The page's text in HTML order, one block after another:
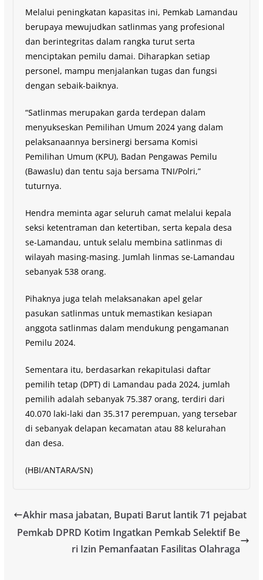
Melalui peningkatan kapasitas ini, Pemkab Lamandau
berupaya mewujudkan satlinmas yang profesional
dan berintegritas dalam rangka turut serta
menciptakan pemilu damai. Diharapkan setiap
personel, mampu menjalankan tugas dan fungsi
dengan sebaik-baiknya.
“Satlinmas merupakan garda terdepan dalam
menyukseskan Pemilihan Umum 2024 yang dalam
pelaksanaannya bersinergi bersama Komisi
Pemilihan Umum (KPU), Badan Pengawas Pemilu
(Bawaslu) dan tentu saja bersama TNI/Polri,”
tuturnya.
Hendra meminta agar seluruh camat melalui kepala
seksi ketentraman dan ketertiban, serta kepala desa
se-Lamandau, untuk selalu membina satlinmas di
wilayah masing-masing. Jumlah linmas se-Lamandau
sebanyak 538 orang.
Pihaknya juga telah melaksanakan apel gelar
pasukan satlinmas untuk memastikan kesiapan
anggota satlinmas dalam mendukung pengamanan
Pemilu 2024.
Sementara itu, berdasarkan rekapitulasi daftar
pemilih tetap (DPT) di Lamandau pada 2024, jumlah
pemilih adalah sebanyak 75.387 orang, terdiri dari
40.070 laki-laki dan 35.317 perempuan, yang tersebar
di sebanyak delapan kecamatan atau 88 kelurahan
dan desa.
(HBI/ANTARA/SN)
Akhir masa jabatan, Bupati Barut lantik 71 pejabat
Pemkab DPRD Kotim Ingatkan Pemkab Selektif Be
ri Izin Pemanfaatan Fasilitas Olahraga